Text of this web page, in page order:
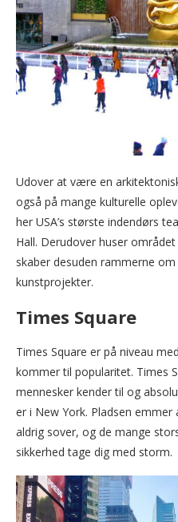
Udover at være en
også på mange kulturelle
her USA’s største indendørs
Hall. Derudover huser
skaber desuden rammerne
kunstprojekter.
Times Square
Times Square er på niveau
kommer til popularitet. Times
mennesker kender til og
er i New York. Pladsen emmer
aldrig sover, og de mange
sikkerhed tage dig med storm.